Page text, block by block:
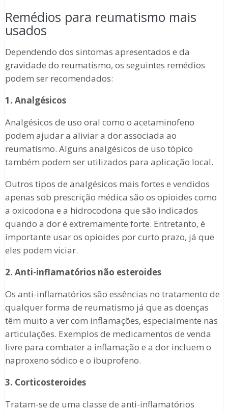
Remédios para reumatismo mais
usados
Dependendo dos sintomas apresentados e da
gravidade do reumatismo, os seguintes remédios
podem ser recomendados:
1. Analgésicos
Analgésicos de uso oral como o acetaminofeno
podem ajudar a aliviar a dor associada ao
reumatismo. Alguns analgésicos de uso tópico
também podem ser utilizados para aplicação local.
Outros tipos de analgésicos mais fortes e vendidos
apenas sob prescrição médica são os opioides como
a oxicodona e a hidrocodona que são indicados
quando a dor é extremamente forte. Entretanto, é
importante usar os opioides por curto prazo, já que
eles podem viciar.
2. Anti-inflamatórios não esteroides
Os anti-inflamatórios são essências no tratamento de
qualquer forma de reumatismo já que as doenças
têm muito a ver com inflamações, especialmente nas
articulações. Exemplos de medicamentos de venda
livre para combater a inflamação e a dor incluem o
naproxeno sódico e o ibuprofeno.
3. Corticosteroides
Tratam-se de uma classe de anti-inflamatórios